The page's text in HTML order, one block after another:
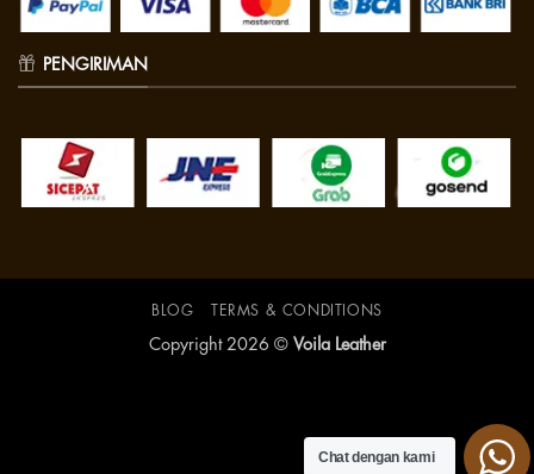
PENGIRIMAN
BLOG TERMS & CONDITIONS
Copyright 2026 © Voila Leather
Chat dengan kami